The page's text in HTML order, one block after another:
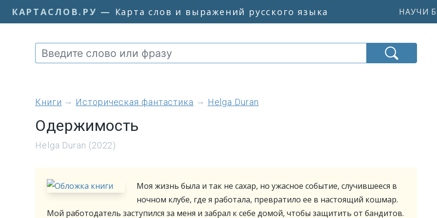
КАРТАСЛОВ.РУ — Карта слов и выражений русского языка НАУЧИ
книги Историческая фантастика Helga Duran
Одержимость
Helga Duran (2022)
Моя жизнь была и так не сахар, но ужасное событие, случившееся в
ночном клубе, где я работала, превратило ее в настоящий кошмар.
Мой работодатель заступился за меня и забрал к себе домой, чтобы защитить от бандитов.